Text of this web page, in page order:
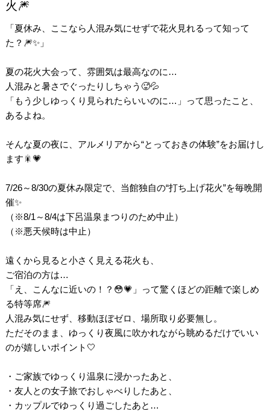
火🎆
「夏休み、ここなら人混み気にせずで花火見れるって知って
た？🎆✨」
夏の花火大会って、雰囲気は最高なのに…
人混みと暑さでぐったりしちゃう🥵💦
「もう少しゆっくり見られたらいいのに…」って思ったこと、
あるよね。
そんな夏の夜に、アルメリアから“とっておきの体験”をお届けし
ます🎇💗
7/26～8/30の夏休み限定で、当館独自の“打ち上げ花火”を毎晩開
催✨
（※8/1～8/4は下呂温泉まつりのため中止）
（※悪天候時は中止）
遠くから見ると小さく見える花火も、
ご宿泊の方は…
「え、こんなに近いの！？😳💗」って驚くほどの距離で楽しめ
る特等席🎆
人混み気にせず、移動ほぼゼロ、場所取り必要無し。
ただそのまま、ゆっくり夜風に吹かれながら眺めるだけでいい
のが嬉しいポイント🤍
・ご家族でゆっくり温泉に浸かったあと、
・友人との女子旅でおしゃべりしたあと、
・カップルでゆっくり過ごしたあと…